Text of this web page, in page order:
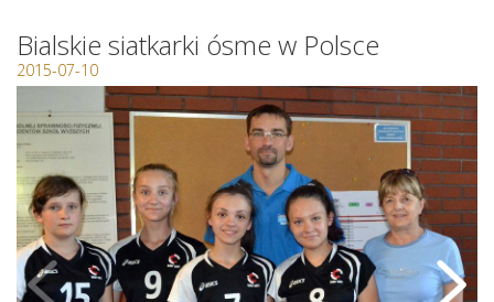
Bialskie siatkarki ósme w Polsce
2015-07-10